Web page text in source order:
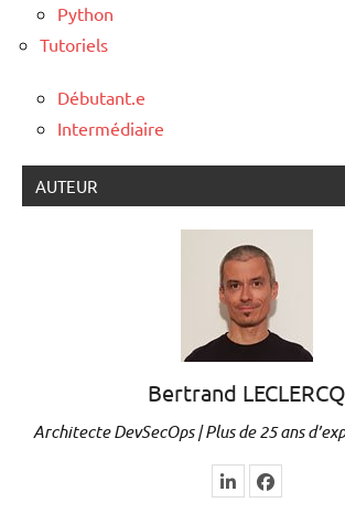
Python
Tutoriels
Débutant.e
Intermédiaire
AUTEUR
Bertrand LECLERCQ
Architecte DevSecOps | Plus de 25 ans